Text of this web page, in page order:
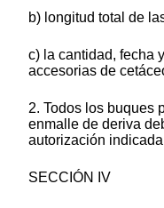
b) longitud total de
c) la cantidad, fecha
accesorias de
2. Todos los buques
enmalle de deriva
autorización
SECCIÓN IV